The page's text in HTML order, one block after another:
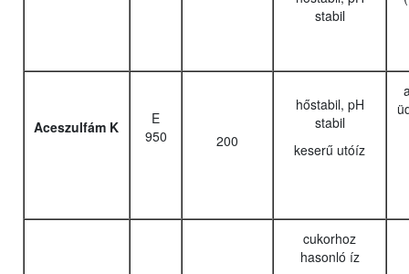
stabil
Aceszulfám K
E
950
200
hőstabil, pH
stabil
keserű utóíz
cukorhoz
hasonló íz